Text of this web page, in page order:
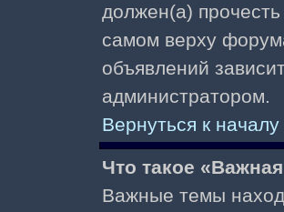
должен(а)
самом верху
объявлений
администратором.
Вернуться к началу
Что такое
Важные темы